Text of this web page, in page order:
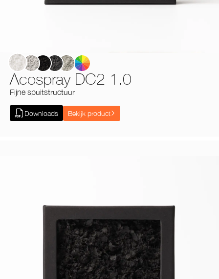
Acospray DC2 1.0
WhiteCool Grey
BlackOman Grey
ILA Grey
Fijne spuitstructuur
Downloads Bekijk product